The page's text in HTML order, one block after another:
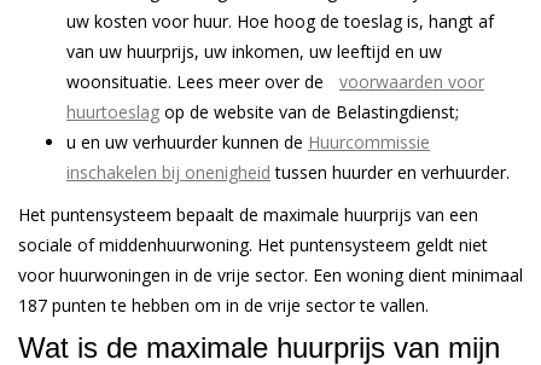
uw kosten voor huur. Hoe hoog de toeslag is, hangt af
van uw huurprijs, uw inkomen, uw leeftijd en uw
woonsituatie. Lees meer over de
voorwaarden voor
huurtoeslag op de website van de Belastingdienst;
u en uw verhuurder kunnen de Huurcommissie
inschakelen bij onenigheid tussen huurder en verhuurder.
Het puntensysteem bepaalt de maximale huurprijs van een
sociale of middenhuurwoning. Het puntensysteem geldt niet
voor huurwoningen in de vrije sector. Een woning dient minimaal
187 punten te hebben om in de vrije sector te vallen.
Wat is de maximale huurprijs van mijn